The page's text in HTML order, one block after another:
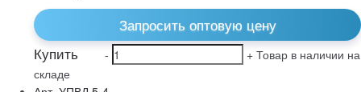
Запросить оптовую цену
Купить
- + Товар в наличии на
складе